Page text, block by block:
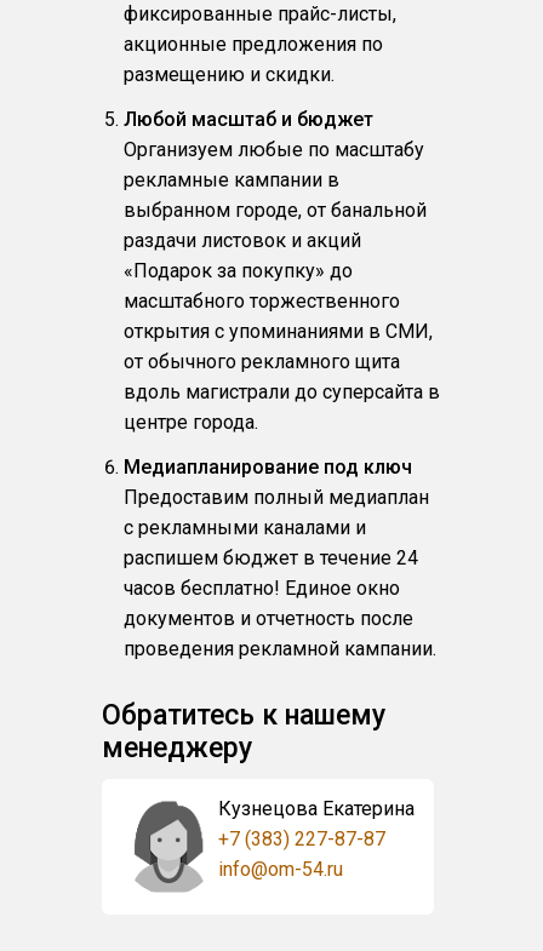
фиксированные прайс-листы,
акционные предложения по
размещению и скидки.
Любой масштаб и бюджет
Организуем любые по масштабу
рекламные кампании в
выбранном городе, от банальной
раздачи листовок и акций
«Подарок за покупку» до
масштабного торжественного
открытия с упоминаниями в СМИ,
от обычного рекламного щита
вдоль магистрали до суперсайта в
центре города.
Медиапланирование под ключ
Предоставим полный медиаплан
с рекламными каналами и
распишем бюджет в течение 24
часов бесплатно! Единое окно
документов и отчетность после
проведения рекламной кампании.
Обратитесь к нашему
менеджеру
Кузнецова Екатерина
+7 (383) 227-87-87
info@om-54.ru